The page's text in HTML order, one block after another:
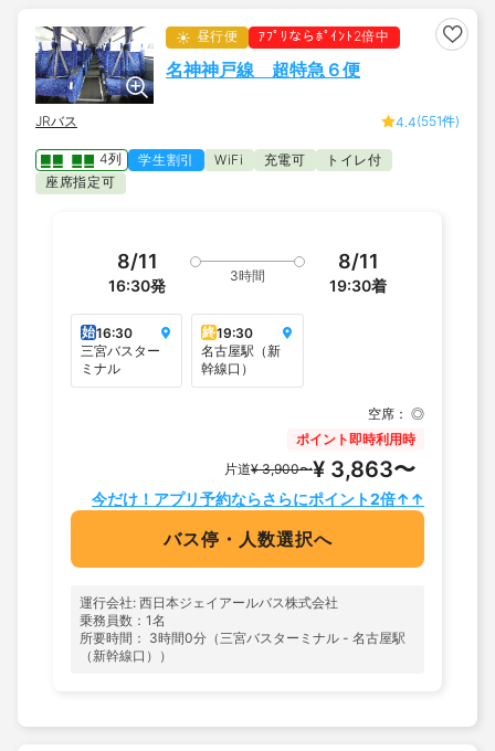
昼行便 ｱﾌﾟﾘならﾎﾟｲﾝﾄ2倍中
名神神戸線 超特急６便
JRバス 4.4(551件)
4列 学生割引 WiFi 充電可
トイレ付
座席指定可
8/11
16:30発
3時間
8/11
19:30着
始16:30
三宮バスター
ミナル
終19:30
名古屋駅（新
幹線口）
空席： ◎
ポイント即時利用時
片道¥ 3,900〜¥ 3,863〜
今だけ！アプリ予約ならさらにポイント2倍↑↑
バス停・人数選択へ
運行会社: 西日本ジェイアールバス株式会社
乗務員数：1名
所要時間： 3時間0分（三宮バスターミナル - 名古屋駅
（新幹線口））